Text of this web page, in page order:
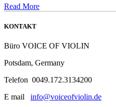
Read More
KONTAKT
Büro VOICE OF VIOLIN
Potsdam, Germany
Telefon 0049.172.3134200
E mail info@voiceofviolin.de